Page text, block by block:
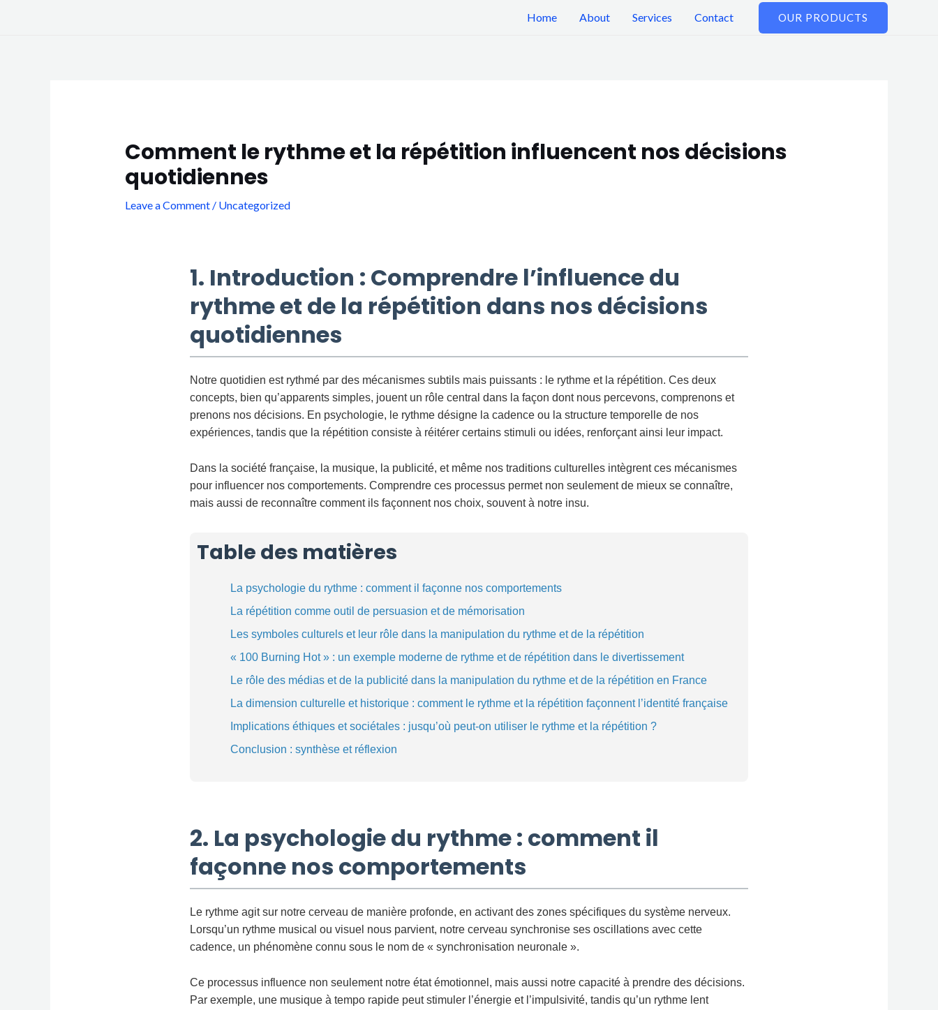
Home About Services Contact OUR PRODUCTS
Comment le rythme et la répétition influencent nos décisions
quotidiennes
Leave a Comment / Uncategorized
1. Introduction : Comprendre l’influence du
rythme et de la répétition dans nos décisions
quotidiennes
Notre quotidien est rythmé par des mécanismes subtils mais puissants : le rythme et la répétition. Ces deux
concepts, bien qu’apparents simples, jouent un rôle central dans la façon dont nous percevons, comprenons et
prenons nos décisions. En psychologie, le rythme désigne la cadence ou la structure temporelle de nos
expériences, tandis que la répétition consiste à réitérer certains stimuli ou idées, renforçant ainsi leur impact.
Dans la société française, la musique, la publicité, et même nos traditions culturelles intègrent ces mécanismes
pour influencer nos comportements. Comprendre ces processus permet non seulement de mieux se connaître,
mais aussi de reconnaître comment ils façonnent nos choix, souvent à notre insu.
Table des matières
La psychologie du rythme : comment il façonne nos comportements
La répétition comme outil de persuasion et de mémorisation
Les symboles culturels et leur rôle dans la manipulation du rythme et de la répétition
« 100 Burning Hot » : un exemple moderne de rythme et de répétition dans le divertissement
Le rôle des médias et de la publicité dans la manipulation du rythme et de la répétition en France
La dimension culturelle et historique : comment le rythme et la répétition façonnent l’identité française
Implications éthiques et sociétales : jusqu’où peut-on utiliser le rythme et la répétition ?
Conclusion : synthèse et réflexion
2. La psychologie du rythme : comment il
façonne nos comportements
Le rythme agit sur notre cerveau de manière profonde, en activant des zones spécifiques du système nerveux.
Lorsqu’un rythme musical ou visuel nous parvient, notre cerveau synchronise ses oscillations avec cette
cadence, un phénomène connu sous le nom de « synchronisation neuronale ».
Ce processus influence non seulement notre état émotionnel, mais aussi notre capacité à prendre des décisions.
Par exemple, une musique à tempo rapide peut stimuler l’énergie et l’impulsivité, tandis qu’un rythme lent